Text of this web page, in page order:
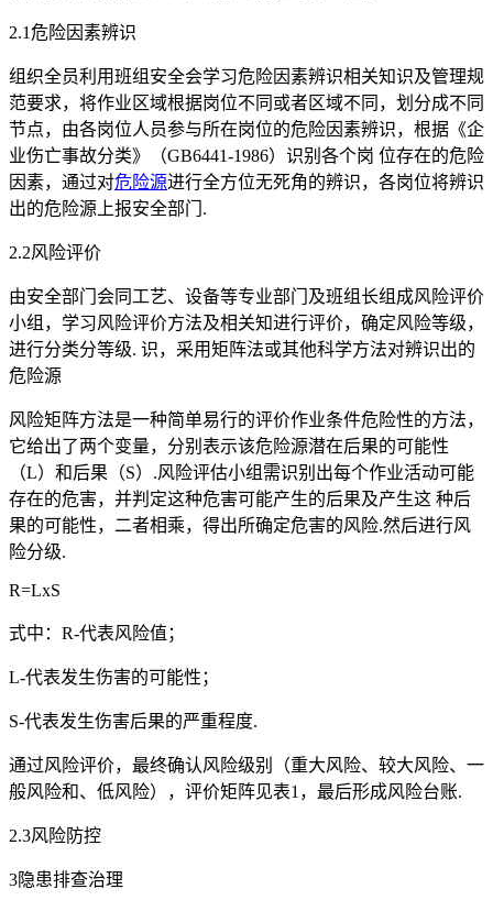
2.1危险因素辨识
组织全员利用班组安全会学习危险因素辨识相关知识及管理规
范要求，将作业区域根据岗位不同或者区域不同，划分成不同
节点，由各岗位人员参与所在岗位的危险因素辨识，根据《企
业伤亡事故分类》（GB6441-1986）识别各个岗 位存在的危险
因素，通过对危险源进行全方位无死角的辨识，各岗位将辨识
出的危险源上报安全部门.
2.2风险评价
由安全部门会同工艺、设备等专业部门及班组长组成风险评价
小组，学习风险评价方法及相关知进行评价，确定风险等级，
进行分类分等级. 识，采用矩阵法或其他科学方法对辨识出的
危险源
风险矩阵方法是一种简单易行的评价作业条件危险性的方法，
它给出了两个变量，分别表示该危险源潜在后果的可能性
（L）和后果（S）.风险评估小组需识别出每个作业活动可能
存在的危害，并判定这种危害可能产生的后果及产生这 种后
果的可能性，二者相乘，得出所确定危害的风险.然后进行风
险分级.
R=LxS
式中：R-代表风险值；
L-代表发生伤害的可能性；
S-代表发生伤害后果的严重程度.
通过风险评价，最终确认风险级别（重大风险、较大风险、一
般风险和、低风险），评价矩阵见表1，最后形成风险台账.
2.3风险防控
3隐患排查治理